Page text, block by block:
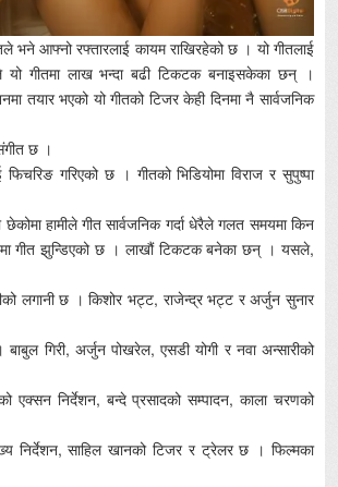
भने आफ्नो रफ्तारलाई कायम राखिरहेको छ । यो गीतलाई
गीतमा लाख भन्दा बढी टिकटक बनाइसकेका छन् ।
तयार भएको यो गीतको टिजर केही दिनमा नै सार्वजनिक
छ ।
गरिएको छ । गीतको भिडियोमा विराज र सुपुष्पा
हामीले गीत सार्वजनिक गर्दा धेरैले गलत समयमा किन
गीत झुन्डिएको छ । लाखौं टिकटक बनेका छन् । यसले,
लगानी छ । किशोर भट्ट, राजेन्द्र भट्ट र अर्जुन सुनार
गिरी, अर्जुन पोखरेल, एसडी योगी र नवा अन्सारीको
एक्सन निर्देशन, बन्दे प्रसादको सम्पादन, काला चरणको
निर्देशन, साहिल खानको टिजर र ट्रेलर छ । फिल्मका